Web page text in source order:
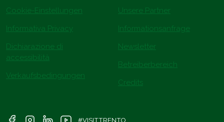
Cookie-Einstellungen
Informativa Privacy
Dichiarazione di
accessibilità
Verkaufsbedingungen
Unsere Partner
Informationsanfrage
Newsletter
Betreiberbereich
Credits
#VISITTRENTO